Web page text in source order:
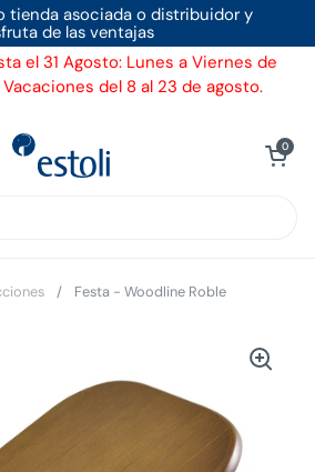
tienda asociada o distribuidor y
de las ventajas
el 31 Agosto: Lunes a Viernes de
del 8 al 23 de agosto.
Ver carrito
0
/ Festa - Woodline Roble